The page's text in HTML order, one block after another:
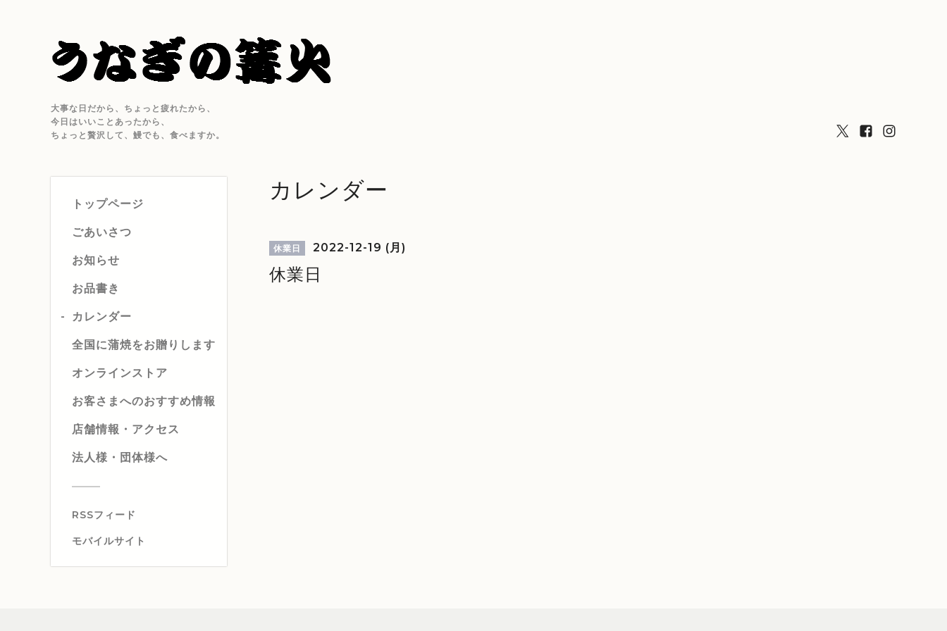
大事な日だから、ちょっと疲れたから、
今日はいいことあったから、
ちょっと贅沢して、鰻でも、食べますか。
トップページ
ごあいさつ
お知らせ
お品書き
カレンダー
全国に蒲焼をお贈りします
オンラインストア
お客さまへのおすすめ情報
店舗情報・アクセス
法人様・団体様へ
RSSフィード
モバイルサイト
カレンダー
休業日 2022-12-19 (月)
休業日